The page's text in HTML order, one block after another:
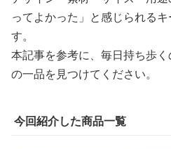
ってよかった」と感じられる
す。
本記事を参考に、毎日持ち歩
の一品を見つけてください。
今回紹介した商品一覧